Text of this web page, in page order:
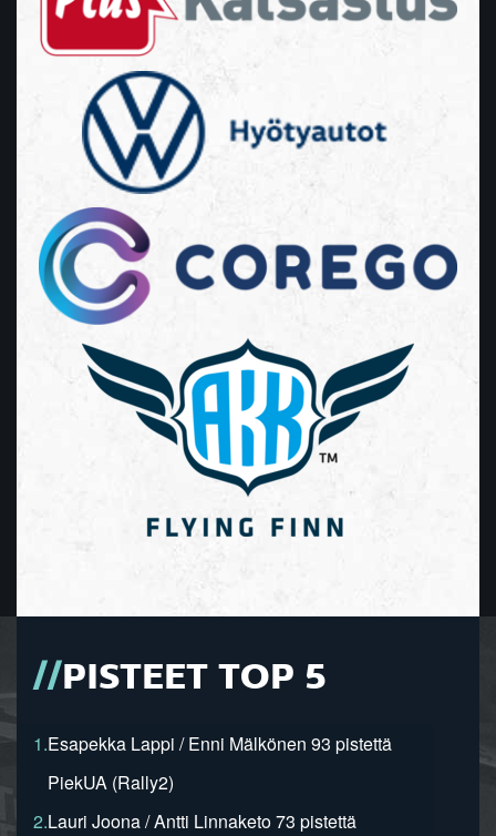
PISTEET TOP 5
1.Esapekka Lappi / Enni Mälkönen 93 pistettä
PiekUA (Rally2)
2.Lauri Joona / Antti Linnaketo 73 pistettä